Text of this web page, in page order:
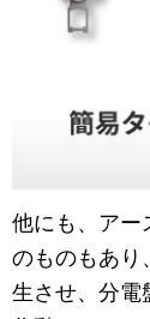
他にも、アー
のものもあり
生させ、分電